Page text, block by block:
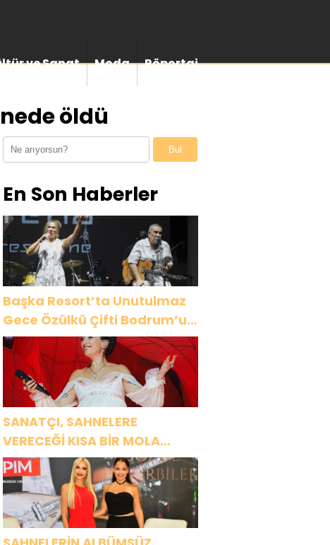
ve Sanat Moda Röportaj
öldü
Bul
En Son Haberler
Başka Resort’ta Unutulmaz
Gece Özülkü Çifti Bodrum’u
Büyüledi
SANATÇI, SAHNELERE
VERECEĞİ KISA BİR MOLA
ÖNCESİ 13 AĞUSTOS’TA SON
KEZ HARBİYE’DE OLACAK!